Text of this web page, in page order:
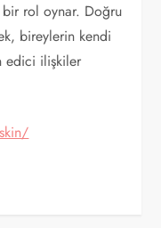
rol oynar. Doğru
bireylerin kendi
edici ilişkiler